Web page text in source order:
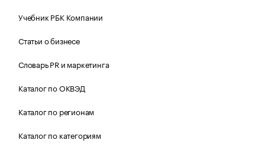
Учебник РБК Компании
Статьи о бизнесе
Словарь PR и маркетинга
Каталог по ОКВЭД
Каталог по регионам
Каталог по категориям